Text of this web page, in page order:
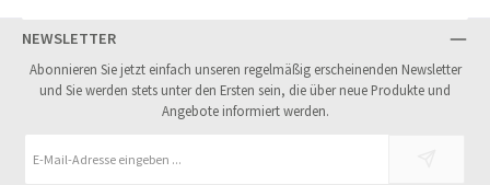
NEWSLETTER
Abonnieren Sie jetzt einfach unseren regelmäßig erscheinenden Newsletter
und Sie werden stets unter den Ersten sein, die über neue Produkte und
Angebote informiert werden.
E-